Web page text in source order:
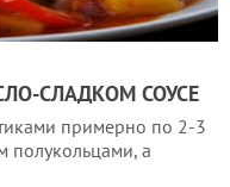
СЛАДКОМ СОУСЕ
примерно по 2-3
полукольцами, а